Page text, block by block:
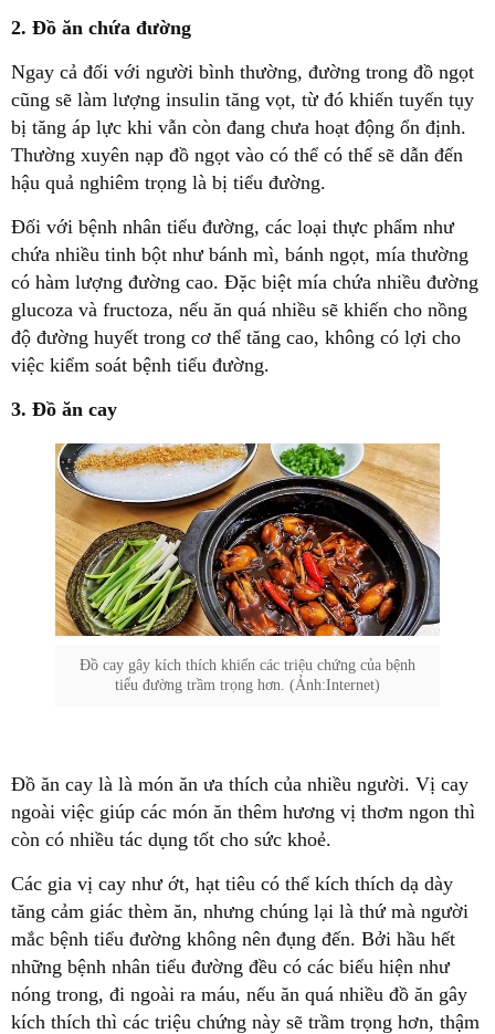
2. Đồ ăn chứa đường
Ngay cả đối với người bình thường, đường trong đồ ngọt
cũng sẽ làm lượng insulin tăng vọt, từ đó khiến tuyến tụy
bị tăng áp lực khi vẫn còn đang chưa hoạt động ổn định.
Thường xuyên nạp đồ ngọt vào có thể có thể sẽ dẫn đến
hậu quả nghiêm trọng là bị tiểu đường.
Đối với bệnh nhân tiểu đường, các loại thực phẩm như
chứa nhiều tinh bột như bánh mì, bánh ngọt, mía thường
có hàm lượng đường cao. Đặc biệt mía chứa nhiều đường
glucoza và fructoza, nếu ăn quá nhiều sẽ khiến cho nồng
độ đường huyết trong cơ thể tăng cao, không có lợi cho
việc kiểm soát bệnh tiểu đường.
3. Đồ ăn cay
Đồ cay gây kích thích khiến các triệu chứng của bệnh
tiểu đường trầm trọng hơn. (Ảnh:Internet)
Đồ ăn cay là là món ăn ưa thích của nhiều người. Vị cay
ngoài việc giúp các món ăn thêm hương vị thơm ngon thì
còn có nhiều tác dụng tốt cho sức khoẻ.
Các gia vị cay như ớt, hạt tiêu có thể kích thích dạ dày
tăng cảm giác thèm ăn, nhưng chúng lại là thứ mà người
mắc bệnh tiểu đường không nên đụng đến. Bởi hầu hết
những bệnh nhân tiểu đường đều có các biểu hiện như
nóng trong, đi ngoài ra máu, nếu ăn quá nhiều đồ ăn gây
kích thích thì các triệu chứng này sẽ trầm trọng hơn, thậm